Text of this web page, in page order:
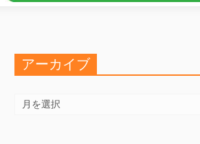
アーカイブ
カ